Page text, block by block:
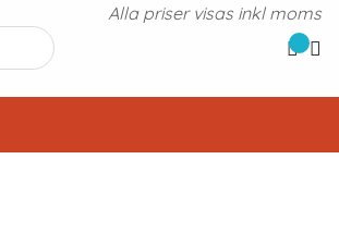
Alla priser visas inkl moms